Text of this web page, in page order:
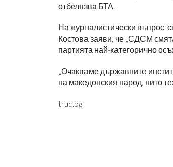
отбелязва БТА.
На журналистически въпрос,
Костова заяви, че „СДСМ
партията най-категорично
„Очакваме държавните
на македонския народ, нито
trud.bg